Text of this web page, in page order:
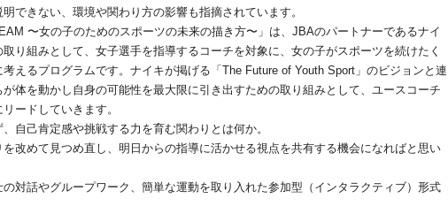
できない、環境や関わり方の影響も指摘されています。
〜女の子のためのスポーツの未来の描き方〜」は、JBAのパートナーであるナイ
り組みとして、女子選手を指導するコーチを対象に、女の子がスポーツを続けたく
えるプログラムです。ナイキが掲げる「The Future of Youth Sport」のビジョンと連
体を動かし自身の可能性を最大限に引き出すための取り組みとして、ユースコーチ
ードしていきます。
自己肯定感や挑戦する力を育む関わりとは何か。
を改めて見つめ直し、明日からの指導に活かせる視点を共有する機会になればと思い
対話やグループワーク、簡単な運動を取り入れた参加型（インタラクティブ）形式